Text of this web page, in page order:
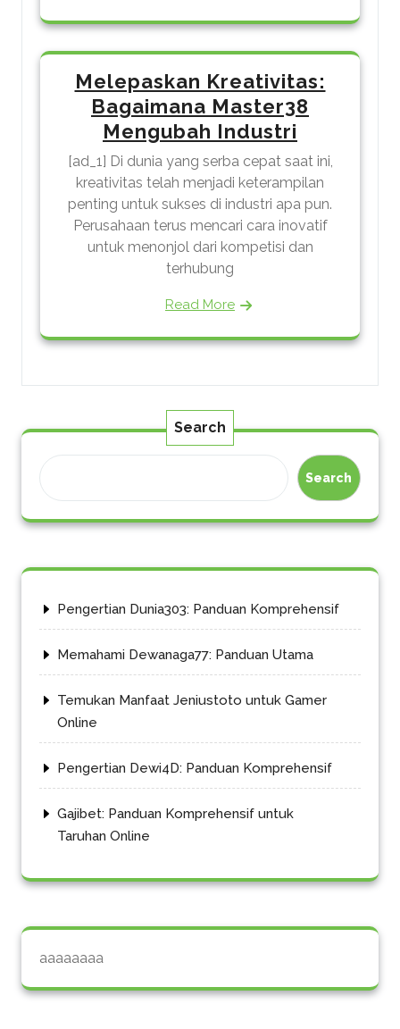
Melepaskan Kreativitas:
Bagaimana Master38
Mengubah Industri
[ad_1] Di dunia yang serba cepat saat ini,
kreativitas telah menjadi keterampilan
penting untuk sukses di industri apa pun.
Perusahaan terus mencari cara inovatif
untuk menonjol dari kompetisi dan
terhubung
Read More
Search
Search
Pengertian Dunia303: Panduan Komprehensif
Memahami Dewanaga77: Panduan Utama
Temukan Manfaat Jeniustoto untuk Gamer
Online
Pengertian Dewi4D: Panduan Komprehensif
Gajibet: Panduan Komprehensif untuk
Taruhan Online
aaaaaaaa